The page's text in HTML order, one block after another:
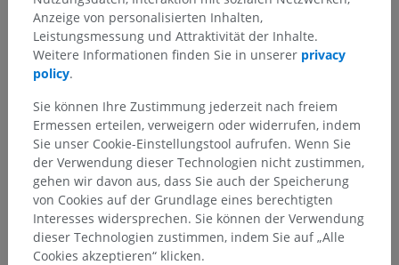
Anzeige von personalisierten Inhalten,
Leistungsmessung und Attraktivität der Inhalte.
Weitere Informationen finden Sie in unserer privacy
policy.
Sie können Ihre Zustimmung jederzeit nach freiem
Ermessen erteilen, verweigern oder widerrufen, indem
Sie unser Cookie-Einstellungstool aufrufen. Wenn Sie
der Verwendung dieser Technologien nicht zustimmen,
gehen wir davon aus, dass Sie auch der Speicherung
von Cookies auf der Grundlage eines berechtigten
Interesses widersprechen. Sie können der Verwendung
dieser Technologien zustimmen, indem Sie auf „Alle
Cookies akzeptieren“ klicken.